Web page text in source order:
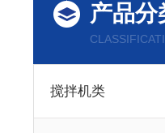
产品分
搅拌机类